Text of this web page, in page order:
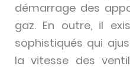
démarrage des
gaz. En outre, il
sophistiqués qui
la vitesse des